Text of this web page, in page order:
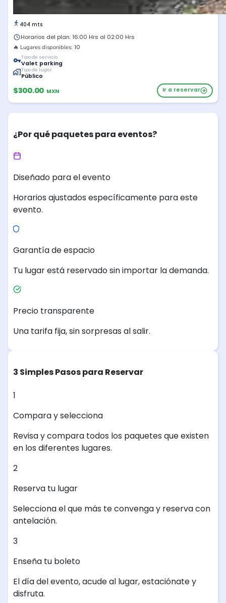
404 mts
Horarios del plan: 16:00 Hrs al 02:00 Hrs
🔥 Lugares disponibles: 10
Tipo de servicio
Valet parking
Tipo de lugar
Público
$300.00 MXN Ir a reservar
¿Por qué paquetes para eventos?
Diseñado para el evento
Horarios ajustados específicamente para este
evento.
Garantía de espacio
Tu lugar está reservado sin importar la demanda.
Precio transparente
Una tarifa fija, sin sorpresas al salir.
3 Simples Pasos para Reservar
1
Compara y selecciona
Revisa y compara todos los paquetes que existen
en los diferentes lugares.
2
Reserva tu lugar
Selecciona el que más te convenga y reserva con
antelación.
3
Enseña tu boleto
El día del evento, acude al lugar, estaciónate y
disfruta.